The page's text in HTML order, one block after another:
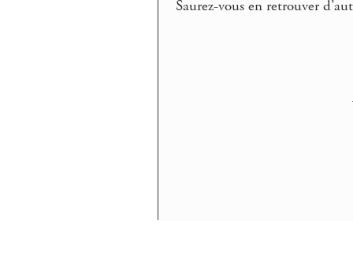
Saurez-vous en retrouver